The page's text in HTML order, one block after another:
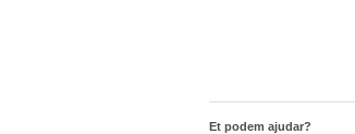
Et podem ajudar?